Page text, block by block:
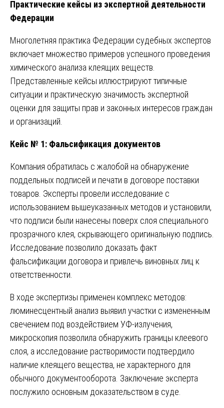
Практические кейсы из экспертной деятельности
Федерации
Многолетняя практика Федерации судебных экспертов
включает множество примеров успешного проведения
химического анализа клеящих веществ.
Представленные кейсы иллюстрируют типичные
ситуации и практическую значимость экспертной
оценки для защиты прав и законных интересов граждан
и организаций.
Кейс № 1: Фальсификация документов
Компания обратилась с жалобой на обнаружение
поддельных подписей и печати в договоре поставки
товаров. Эксперты провели исследование с
использованием вышеуказанных методов и установили,
что подписи были нанесены поверх слоя специального
прозрачного клея, скрывающего оригинальную подпись.
Исследование позволило доказать факт
фальсификации договора и привлечь виновных лиц к
ответственности.
В ходе экспертизы применен комплекс методов:
люминесцентный анализ выявил участки с измененным
свечением под воздействием УФ-излучения,
микроскопия позволила обнаружить границы клеевого
слоя, а исследование растворимости подтвердило
наличие клеящего вещества, не характерного для
обычного документооборота. Заключение эксперта
послужило основным доказательством в суде.